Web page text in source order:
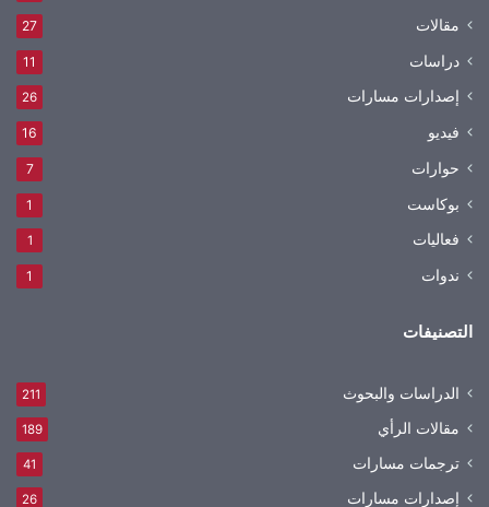
مقالات 27
دراسات 11
إصدارات مسارات 26
فيديو 16
حوارات 7
بوكاست 1
فعاليات 1
ندوات 1
التصنيفات
الدراسات والبحوث 211
مقالات الرأي 189
ترجمات مسارات 41
إصدارات مسارات 26